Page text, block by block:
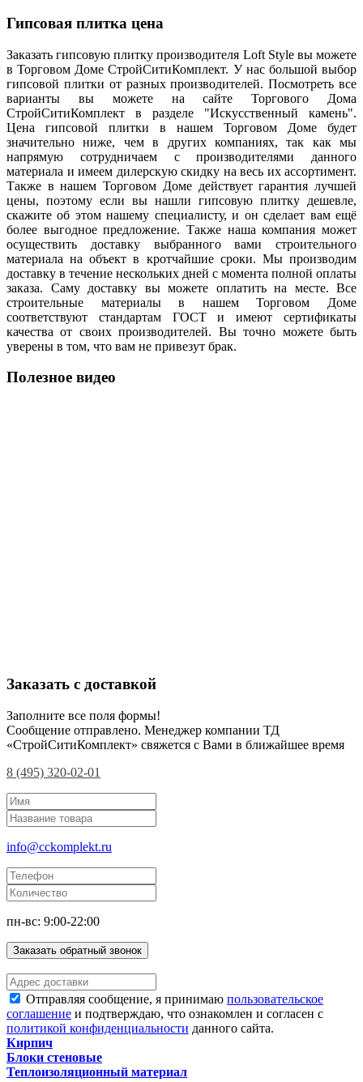
Гипсовая плитка цена
Заказать гипсовую плитку производителя Loft Style вы можете
в Торговом Доме СтройСитиКомплект. У нас большой выбор
гипсовой плитки от разных производителей. Посмотреть все
варианты вы можете на сайте Торгового Дома
СтройСитиКомплект в разделе "Искусственный камень".
Цена гипсовой плитки в нашем Торговом Доме будет
значительно ниже, чем в других компаниях, так как мы
напрямую сотрудничаем с производителями данного
материала и имеем дилерскую скидку на весь их ассортимент.
Также в нашем Торговом Доме действует гарантия лучшей
цены, поэтому если вы нашли гипсовую плитку дешевле,
скажите об этом нашему специалисту, и он сделает вам ещё
более выгодное предложение. Также наша компания может
осуществить доставку выбранного вами строительного
материала на объект в кротчайшие сроки. Мы производим
доставку в течение нескольких дней с момента полной оплаты
заказа. Саму доставку вы можете оплатить на месте. Все
строительные материалы в нашем Торговом Доме
соответствуют стандартам ГОСТ и имеют сертификаты
качества от своих производителей. Вы точно можете быть
уверены в том, что вам не привезут брак.
Полезное видео
Заказать с доставкой
Заполните все поля формы!
Сообщение отправлено. Менеджер компании ТД
«СтройСитиКомплект» свяжется с Вами в ближайшее время
8 (495) 320-02-01
info@cckomplekt.ru
пн-вс: 9:00-22:00
Заказать обратный звонок
Отправляя сообщение, я принимаю пользовательское
соглашение и подтверждаю, что ознакомлен и согласен с
политикой конфиденциальности данного сайта.
Кирпич
Блоки стеновые
Теплоизоляционный материал